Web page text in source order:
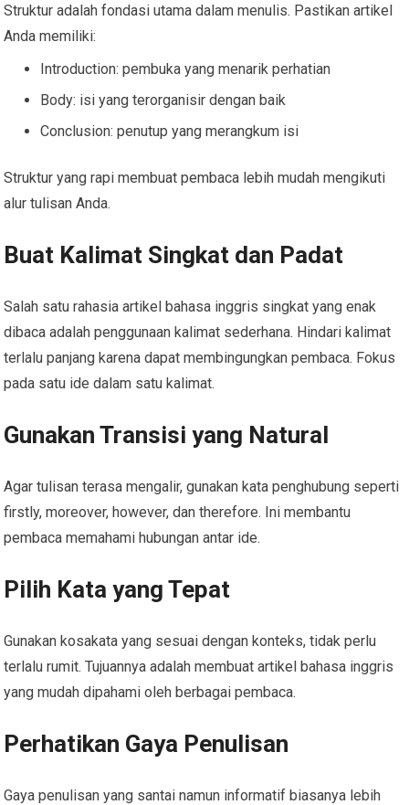
Struktur adalah fondasi utama dalam menulis. Pastikan artikel
Anda memiliki:
Introduction: pembuka yang menarik perhatian
Body: isi yang terorganisir dengan baik
Conclusion: penutup yang merangkum isi
Struktur yang rapi membuat pembaca lebih mudah mengikuti
alur tulisan Anda.
Buat Kalimat Singkat dan Padat
Salah satu rahasia artikel bahasa inggris singkat yang enak
dibaca adalah penggunaan kalimat sederhana. Hindari kalimat
terlalu panjang karena dapat membingungkan pembaca. Fokus
pada satu ide dalam satu kalimat.
Gunakan Transisi yang Natural
Agar tulisan terasa mengalir, gunakan kata penghubung seperti
firstly, moreover, however, dan therefore. Ini membantu
pembaca memahami hubungan antar ide.
Pilih Kata yang Tepat
Gunakan kosakata yang sesuai dengan konteks, tidak perlu
terlalu rumit. Tujuannya adalah membuat artikel bahasa inggris
yang mudah dipahami oleh berbagai pembaca.
Perhatikan Gaya Penulisan
Gaya penulisan yang santai namun informatif biasanya lebih